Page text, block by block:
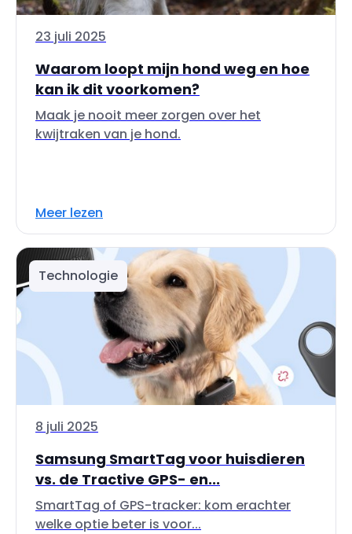
23 juli 2025
Waarom loopt mijn hond weg en hoe
kan ik dit voorkomen?
Maak je nooit meer zorgen over het
kwijtraken van je hond.
Meer lezen
Technologie
8 juli 2025
Samsung SmartTag voor huisdieren
vs. de Tractive GPS- en...
SmartTag of GPS-tracker: kom erachter
welke optie beter is voor...